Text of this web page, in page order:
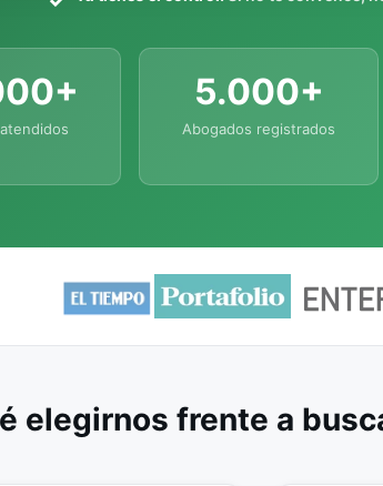
5.000+
Abogados registrados
elegirnos frente a